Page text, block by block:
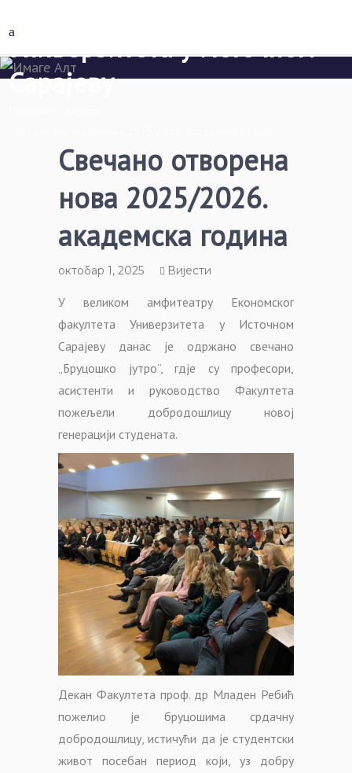
Универзитета у Источном
Сарајеву
Свечано отворена
нова 2025/2026.
академска година
октобар 1, 2025 Вијести
У великом амфитеатру Економског
факултета Универзитета у Источном
Сарајеву данас је одржано свечано
„Бруцошко јутро“, гдје су професори,
асистенти и руководство Факултета
пожељели добродошлицу новој
генерацији студената.
Декан Факултета проф. др Младен Ребић
пожелио је бруцошима срдачну
добродошлицу, истичући да је студентски
живот посебан период који, уз добру